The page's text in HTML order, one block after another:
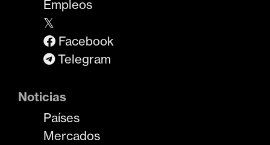
Empleos
𝕏
Facebook
Telegram
Noticias
Países
Mercados